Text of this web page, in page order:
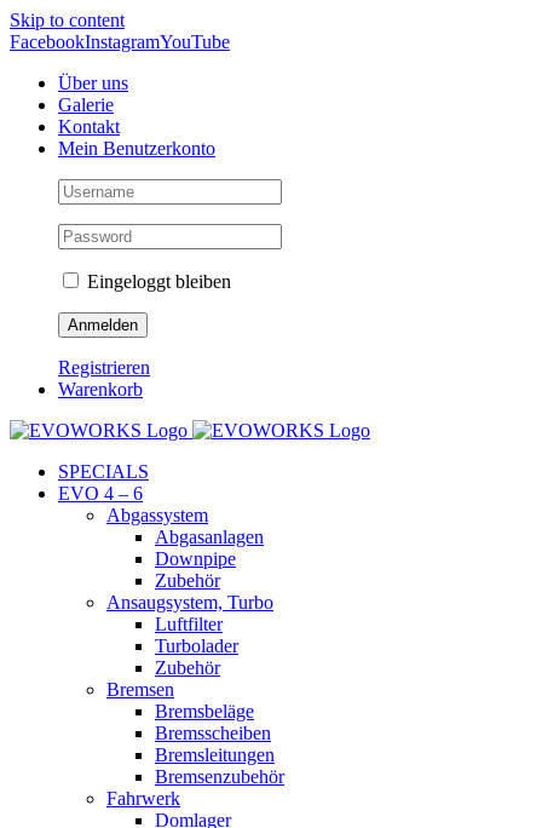
Skip to content
FacebookInstagramYouTube
Über uns
Galerie
Kontakt
Mein Benutzerkonto
Eingeloggt bleiben
Registrieren
Warenkorb
SPECIALS
EVO 4 – 6
Abgassystem
Abgasanlagen
Downpipe
Zubehör
Ansaugsystem, Turbo
Luftfilter
Turbolader
Zubehör
Bremsen
Bremsbeläge
Bremsscheiben
Bremsleitungen
Bremsenzubehör
Fahrwerk
Domlager